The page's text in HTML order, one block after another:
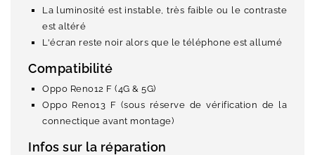
La luminosité est instable, très faible ou le contraste
est altéré
L'écran reste noir alors que le téléphone est allumé
Compatibilité
Oppo Reno12 F (4G & 5G)
Oppo Reno13 F (sous réserve de vérification de la
connectique avant montage)
Infos sur la réparation